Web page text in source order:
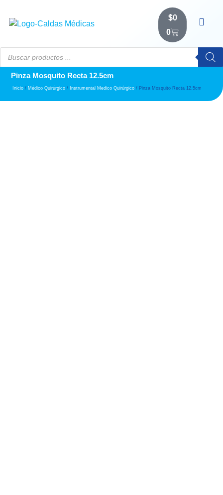
$0
0
Pinza Mosquito Recta 12.5cm
Inicio / Médico Quirúrgico / Instrumental Medico Quirúrgico / Pinza Mosquito Recta 12.5cm